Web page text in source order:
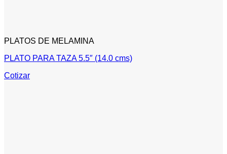
PLATOS DE MELAMINA
PLATO PARA TAZA 5.5″ (14.0 cms)
Cotizar